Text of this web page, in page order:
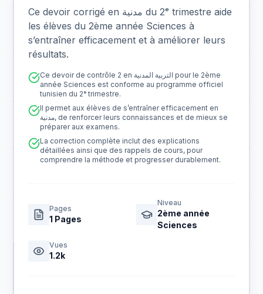
Ce devoir corrigé en مدنية du 2ᵉ trimestre aide
les élèves du 2ème année Sciences à
s’entraîner efficacement et à améliorer leurs
résultats.
Ce devoir de contrôle 2 en التربية المدنية pour le 2ème
année Sciences est conforme au programme officiel
tunisien du 2ᵉ trimestre.
Il permet aux élèves de s’entraîner efficacement en
مدنية, de renforcer leurs connaissances et de mieux se
préparer aux examens.
La correction complète inclut des explications
détaillées ainsi que des rappels de cours, pour
comprendre la méthode et progresser durablement.
Pages
1 Pages
Niveau
2ème année
Sciences
Vues
1.2k